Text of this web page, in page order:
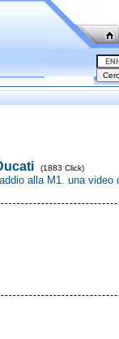
(1883 Click)
alla M1. una